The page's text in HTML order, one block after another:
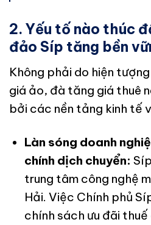
2. Yếu tố nào thúc
đảo Síp tăng bền
Không phải do hiện
giá ảo, đà tăng giá thuê
bởi các nền tảng kinh tế
Làn sóng doanh
chính dịch chuyển:
trung tâm công nghệ
Hải. Việc Chính phủ
chính sách ưu đãi